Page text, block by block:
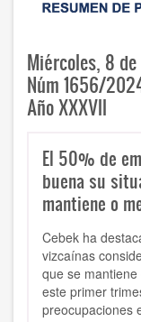
Miércoles, 8
Núm 1656/
Año XXXVII
El 50% de
buena su
mantiene o
Cebek ha
vizcaínas
que se
este primer
preocupaciones